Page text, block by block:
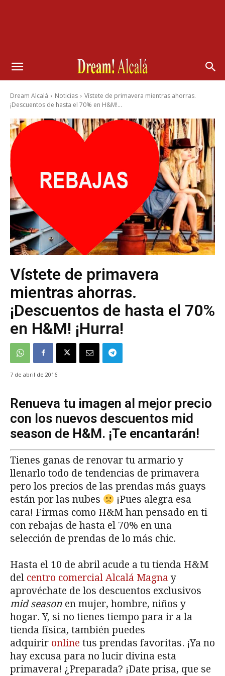
Dream Alcalá Noticias
Vístete de primavera mientras ahorras.
¡Descuentos de hasta el 70% en H&M!...
Vístete de primavera
mientras ahorras.
¡Descuentos de hasta el 70%
en H&M! ¡Hurra!
7 de abril de 2016
Renueva tu imagen al mejor precio
con los nuevos descuentos mid
season de H&M. ¡Te encantarán!
Tienes ganas de renovar tu armario y
llenarlo todo de tendencias de primavera
pero los precios de las prendas más guays
están por las nubes
¡Pues alegra esa
cara! Firmas como H&M han pensado en ti
con rebajas de hasta el 70% en una
selección de prendas de lo más chic.
Hasta el 10 de abril acude a tu tienda H&M
del centro comercial Alcalá Magnay
aprovéchate de los descuentos exclusivos
mid season en mujer, hombre, niños y
hogar. Y, si no tienes tiempo para ir a la
tienda física, también puedes
adquirir online tus prendas favoritas. ¡Ya no
hay excusa para no lucir divina esta
primavera! ¿Preparada? ¡Date prisa, que se